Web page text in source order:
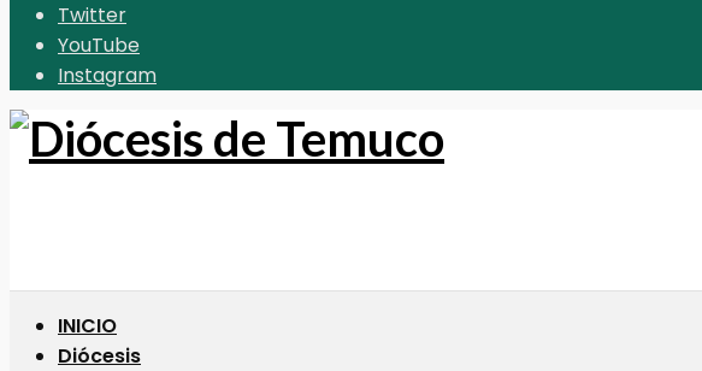
Twitter
YouTube
Instagram
INICIO
Diócesis